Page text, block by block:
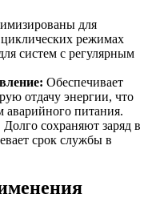
для
режимах
систем с регулярным
Обеспечивает
отдачу энергии, что
аварийного питания.
Долго сохраняют заряд в
срок службы в